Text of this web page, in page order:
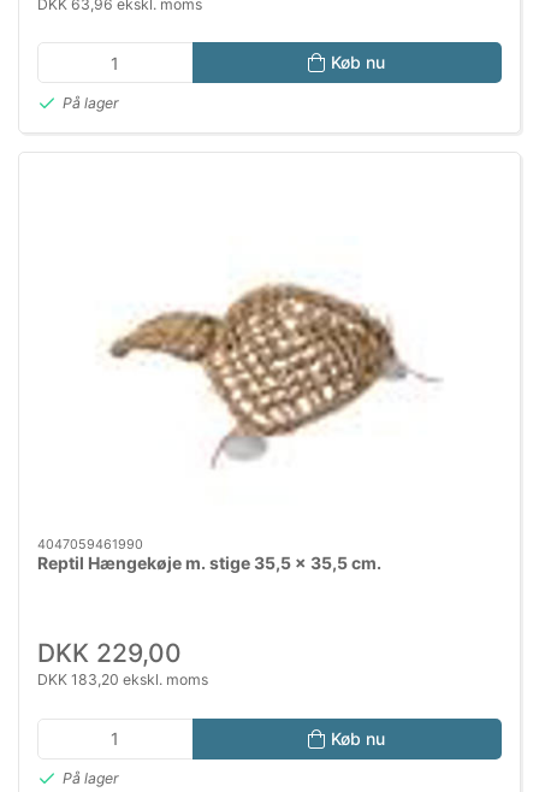
DKK 63,96 ekskl. moms
Køb nu
På lager
4047059461990
Reptil Hængekøje m. stige 35,5 x 35,5 cm.
DKK 229,00
DKK 183,20 ekskl. moms
Køb nu
På lager